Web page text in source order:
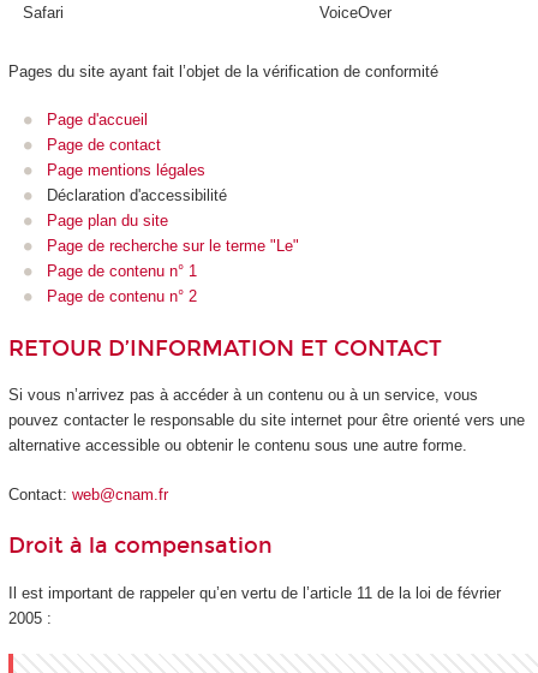
Safari VoiceOver
Pages du site ayant fait l’objet de la vérification de conformité
Page d'accueil
Page de contact
Page mentions légales
Déclaration d'accessibilité
Page plan du site
Page de recherche sur le terme "Le"
Page de contenu n° 1
Page de contenu n° 2
RETOUR D’INFORMATION ET CONTACT
Si vous n’arrivez pas à accéder à un contenu ou à un service, vous
pouvez contacter le responsable du site internet pour être orienté vers une
alternative accessible ou obtenir le contenu sous une autre forme.
Contact: web@cnam.fr
Droit à la compensation
Il est important de rappeler qu’en vertu de l’article 11 de la loi de février
2005 :